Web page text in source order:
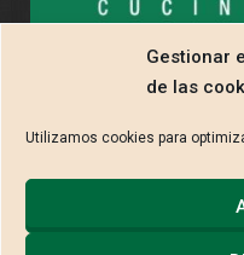
Gestionar
de las
Utilizamos cookies para